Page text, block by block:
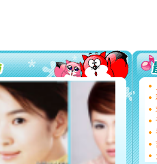
你太多，
要平安
[圣诞节]
能正大
天都要快
[圣诞节]
如意,快
[元旦]
看
断电。
你是我